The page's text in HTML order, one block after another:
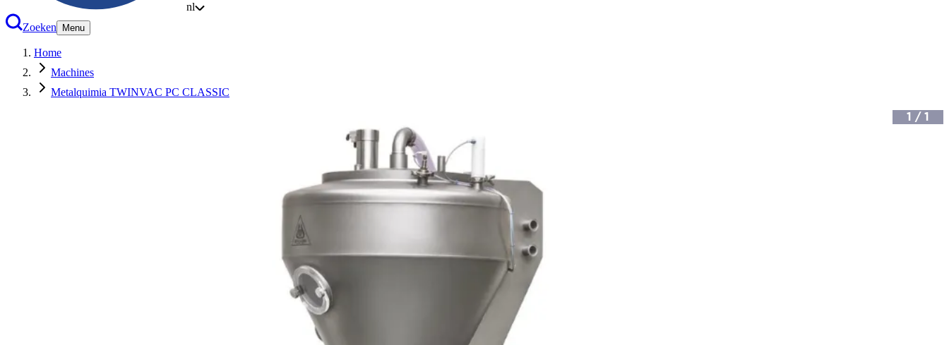
nl
Zoeken
Menu
Home
Machines
Metalquimia TWINVAC PC CLASSIC
1 / 1